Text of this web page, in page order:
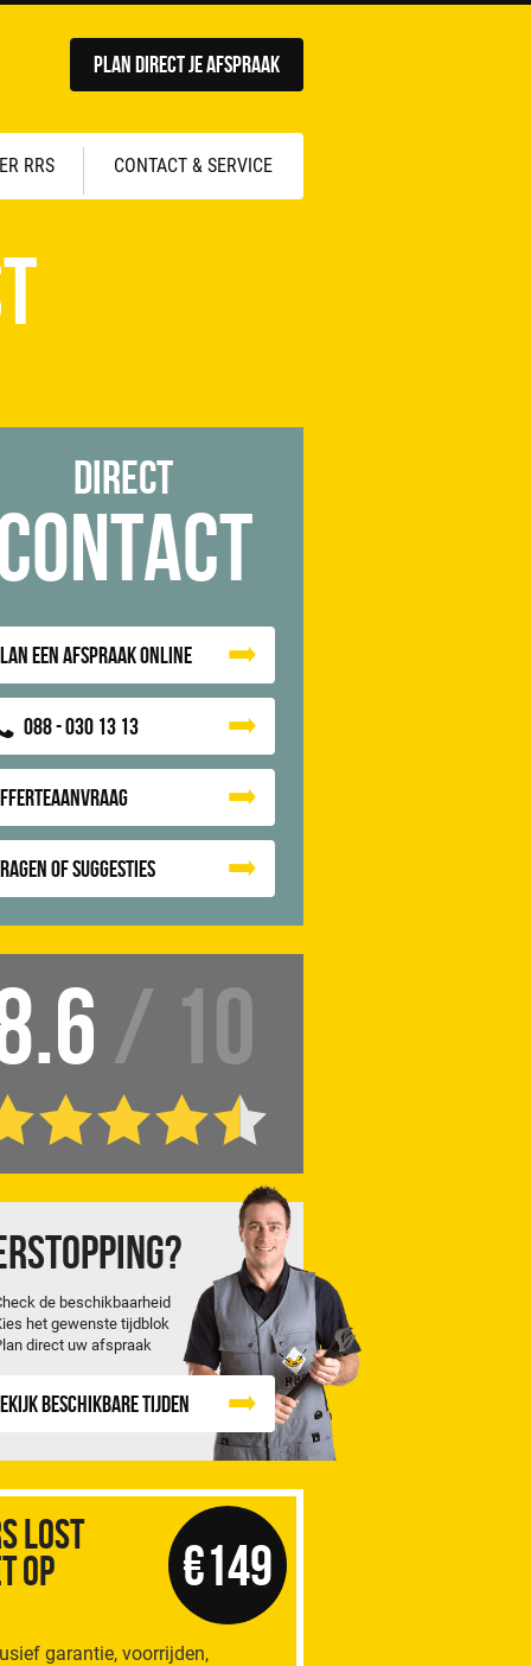
Plan direct je afspraak
RRS CONTACT & SERVICE
Direct
een afspraak online
088 - 030 13 13
of suggesties
/ 10
de beschikbaarheid
het gewenste tijdblok
direct uw afspraak
beschikbare tijden
Lost
op
garantie, voorrijden,
€149